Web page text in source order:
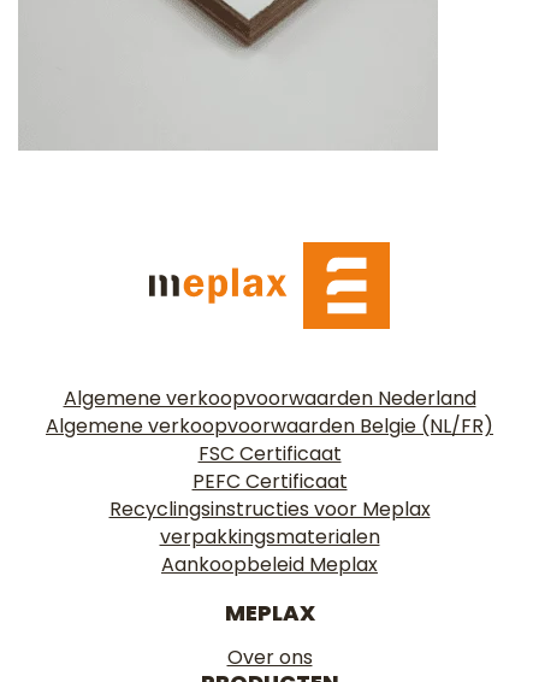
Algemene verkoopvoorwaarden Nederland
Algemene verkoopvoorwaarden Belgie (NL/FR)
FSC Certificaat
PEFC Certificaat
Recyclingsinstructies voor Meplax
verpakkingsmaterialen
Aankoopbeleid Meplax
MEPLAX
Over ons